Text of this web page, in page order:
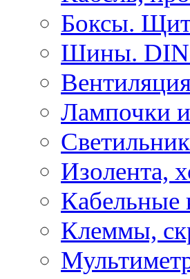
Боксы.
Шины. DIN-
Лампочки
Изолента,
Кабельные
Клеммы,